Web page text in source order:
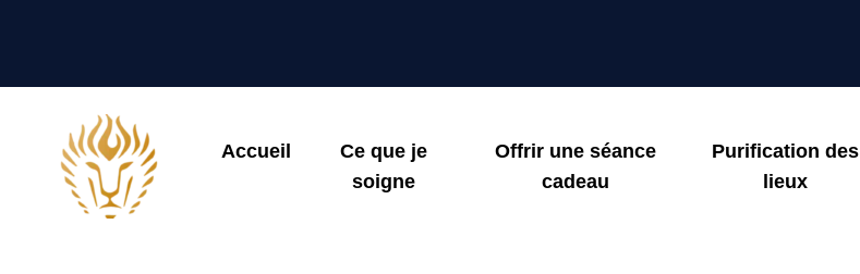
Accueil
Ce que je
soigne
Offrir une séance
cadeau
Purification des
lieux